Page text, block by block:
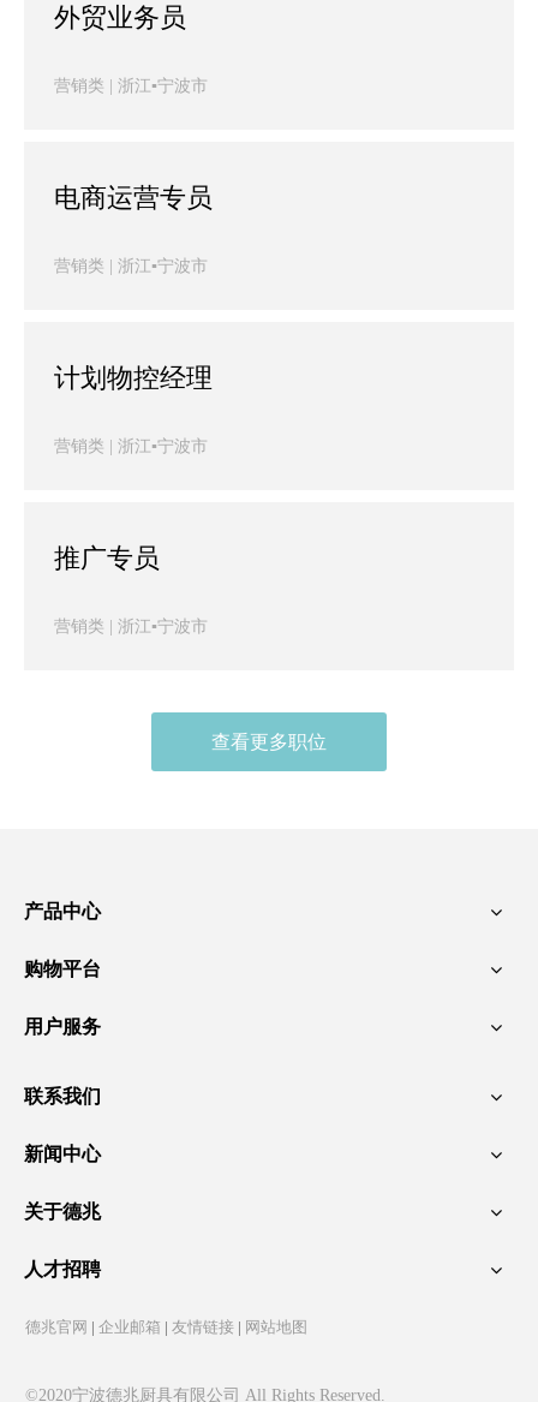
外贸业务员
营销类 | 浙江▪宁波市
电商运营专员
营销类 | 浙江▪宁波市
计划物控经理
营销类 | 浙江▪宁波市
推广专员
营销类 | 浙江▪宁波市
查看更多职位
产品中心
购物平台
用户服务
联系我们
新闻中心
关于德兆
人才招聘
德兆官网 | 企业邮箱 | 友情链接 | 网站地图
©2020宁波德兆厨具有限公司 All Rights Reserved.